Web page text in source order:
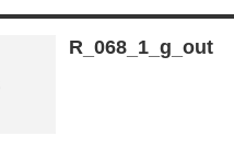
R_068_1_g_out